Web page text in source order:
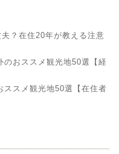
？在住20年が教える注意
のおススメ観光地50選【経
ススメ観光地50選【在住者